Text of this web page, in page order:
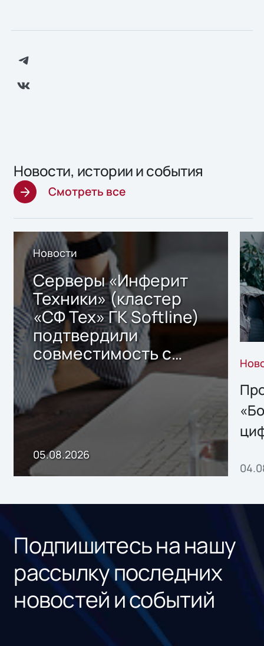
Новости, истории и события
Смотреть все
Новости
Серверы «Инферит
Техники» (кластер
«СФ Тех» ГК Softline)
подтвердили
совместимость с
решением Sharx
Storage 2.x для
хранения данных
05.08.2026
Подпишитесь на нашу
рассылку последних
новостей и событий